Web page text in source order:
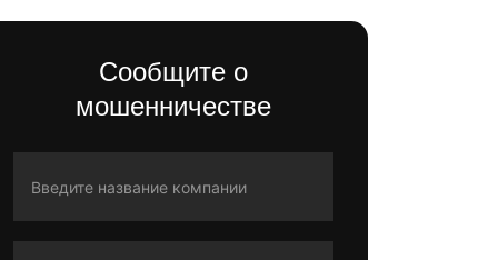
Сообщите о
мошенничестве